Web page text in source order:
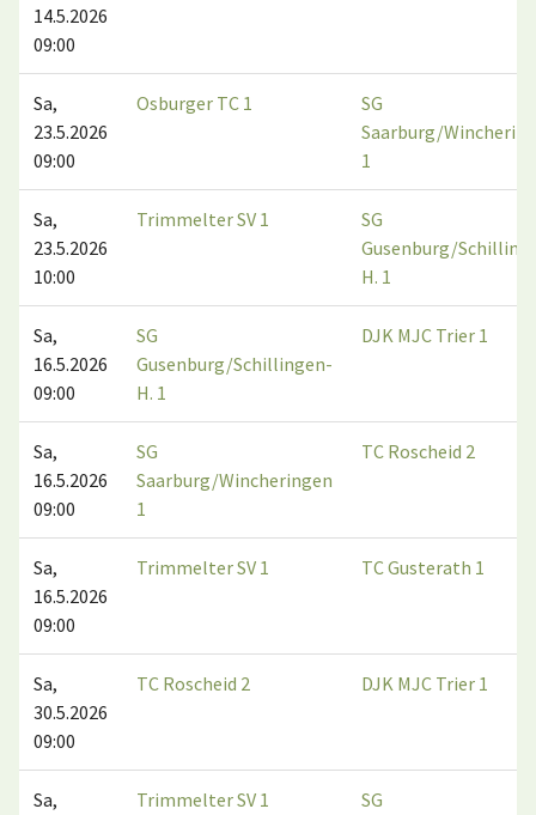
14.5.2026
09:00
Sa,
23.5.2026
09:00
Osburger TC 1
SG
Saarburg/
1
Sa,
23.5.2026
10:00
Trimmelter SV 1
SG
Gusenburg/
H. 1
Sa,
16.5.2026
09:00
SG
Gusenburg/Schillingen-
H. 1
DJK MJC Trier 1
Sa,
16.5.2026
09:00
SG
Saarburg/Wincheringen
1
TC Roscheid 2
Sa,
16.5.2026
09:00
Trimmelter SV 1 TC Gusterath 1
Sa,
30.5.2026
09:00
TC Roscheid 2 DJK MJC Trier 1
Sa,
Trimmelter SV 1
SG